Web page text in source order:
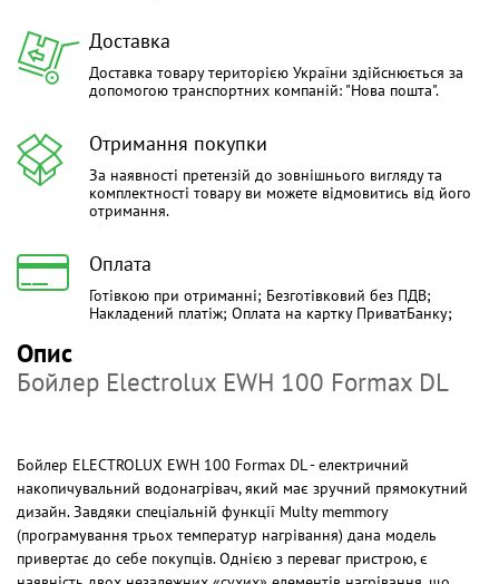
Доставка
Доставка товару територією України здійснюється за
допомогою транспортних компаній: "Нова пошта".
Отримання покупки
За наявності претензій до зовнішнього вигляду та
комплектності товару ви можете відмовитись від його
отримання.
Оплата
Готівкою при отриманні; Безготівковий без ПДВ;
Накладений платіж; Оплата на картку ПриватБанку;
Опис
Бойлер Electrolux EWH 100 Formax DL
Бойлер ELECTROLUX EWH 100 Formax DL - електричний
накопичувальний водонагрівач, який має зручний прямокутний
дизайн. Завдяки спеціальній функції Multy memmory
(програмування трьох температур нагрівання) дана модель
привертає до себе покупців. Однією з переваг пристрою, є